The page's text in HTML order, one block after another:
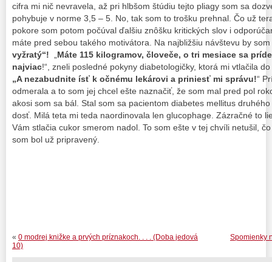
cifra mi nič nevravela, až pri hlbšom štúdiu tejto pliagy som sa
pohybuje v norme 3,5 – 5. No, tak som to trošku prehnal. Čo už
pokore som potom počúval ďalšiu znôšku kritických slov i
máte pred sebou takého motivátora. Na najbližšiu návštevu by
vyžratý“!
Máte 115 kilogramov, človeče, o tri mesiace sa
najviac!“, zneli posledné pokyny diabetologičky, ktorá mi vtlačila
„A nezabudnite ísť k očnému lekárovi a priniesť mi správu!“
odmerala a to som jej chcel ešte naznačiť, že som mal pred pol
akosi som sa bál. Stal som sa pacientom diabetes mellitus
dosť. Milá teta mi teda naordinovala len glucophage. Zázračné to
Vám stlačia cukor smerom nadol. To som ešte v tej chvíli netušil,
som bol už pripravený.
Spomienky
« 0 modrej knižke a prvých príznakoch. . . . (Doba jedová
10)